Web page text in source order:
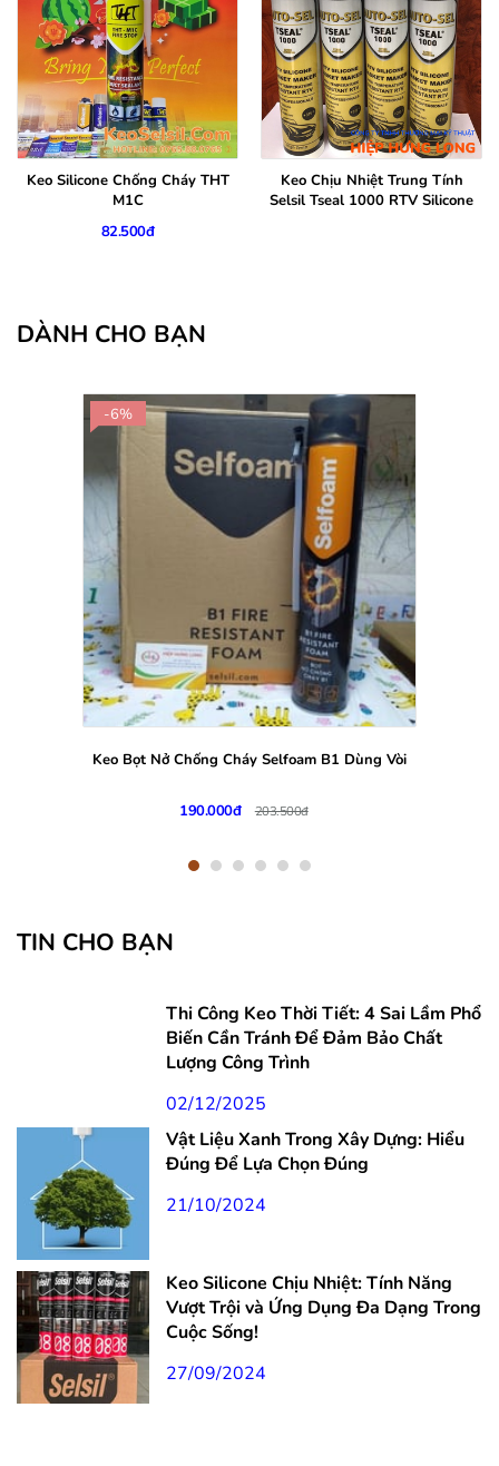
Keo Silicone Chống Cháy THT
M1C
82.500đ
Keo Chịu Nhiệt Trung Tính
Selsil Tseal 1000 RTV Silicone
DÀNH CHO BẠN
-6%
Keo Bọt Nở Chống Cháy Selfoam B1 Dùng Vòi
190.000đ 203.500đ
TIN CHO BẠN
Thi Công Keo Thời Tiết: 4 Sai Lầm Phổ
Biến Cần Tránh Để Đảm Bảo Chất
Lượng Công Trình
02/12/2025
Vật Liệu Xanh Trong Xây Dựng: Hiểu
Đúng Để Lựa Chọn Đúng
21/10/2024
Keo Silicone Chịu Nhiệt: Tính Năng
Vượt Trội và Ứng Dụng Đa Dạng Trong
Cuộc Sống!
27/09/2024